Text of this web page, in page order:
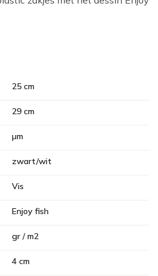
25 cm
29 cm
µm
zwart/wit
Vis
Enjoy fish
gr / m2
4 cm